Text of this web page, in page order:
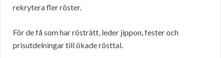
rekrytera fler röster.
För de få som har rösträtt, leder jippon, fester och
prisutdelningar till ökade rösttal.